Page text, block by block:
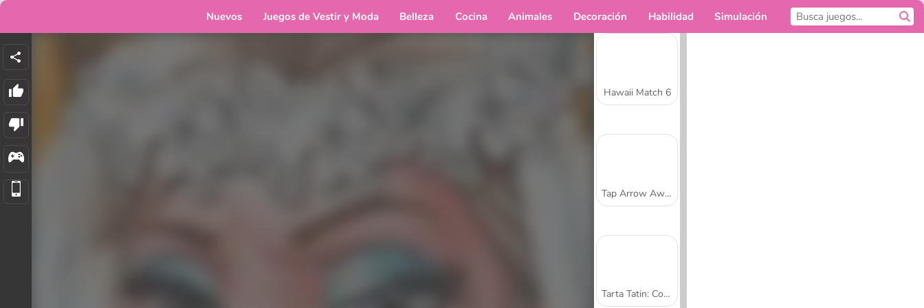
Nuevos Juegos de Vestir y Moda Belleza Cocina Animales Decoración Habilidad Simulación
Hawaii Match 6
Tap Arrow Away
Tarta Tatin: Cocina con Sara